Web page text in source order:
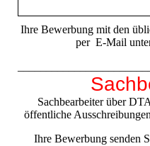
Ihre Bewerbung mit den
per E-Mail
Sachbearbeiter über
öffentliche
Ihre Bewerbung senden